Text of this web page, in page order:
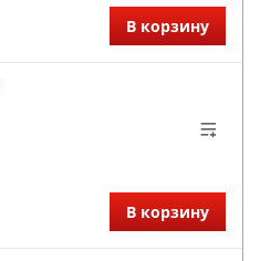
В корзину
В корзину